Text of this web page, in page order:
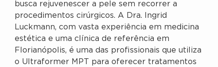
busca rejuvenescer a pele sem recorrer a
procedimentos cirúrgicos. A Dra. Ingrid
Luckmann, com vasta experiência em medicina
estética e uma clínica de referência em
Florianópolis, é uma das profissionais que utiliza
o Ultraformer MPT para oferecer tratamentos